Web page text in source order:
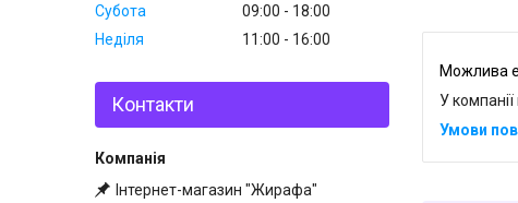
У
Субота
09:00
18:00
Неділя
11:00 16:00
Контакти
Інтернет-магазин "Жирафа"